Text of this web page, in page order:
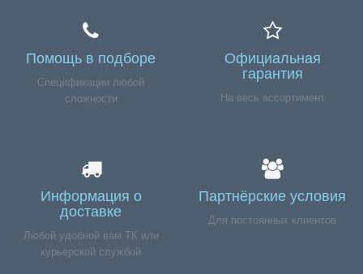
Помощь в подборе
Спецификации любой
сложности
Официальная
гарантия
На весь ассортимент
Информация о
доставке
Любой удобной вам ТК или
курьерской службой
Партнёрские условия
Для постоянных клиентов